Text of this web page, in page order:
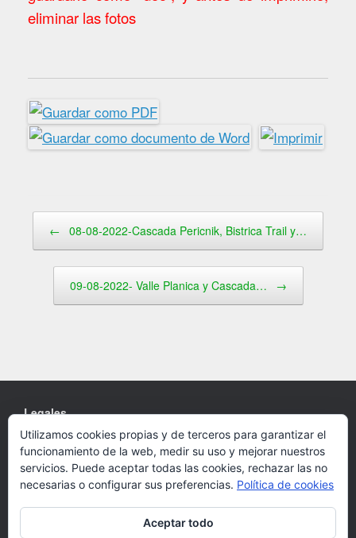
eliminar las fotos
← 08-08-2022-Cascada Pericnik, Bistrica Trail y…
09-08-2022- Valle Planica y Cascada… →
Legales
Cookies
Política de privacidad
Un Tema deSiteOrigin
Utilizamos cookies propias y de terceros para garantizar el
funcionamiento de la web, medir su uso y mejorar nuestros
servicios. Puede aceptar todas las cookies, rechazar las no
necesarias o configurar sus preferencias. Política de cookies
Aceptar todo